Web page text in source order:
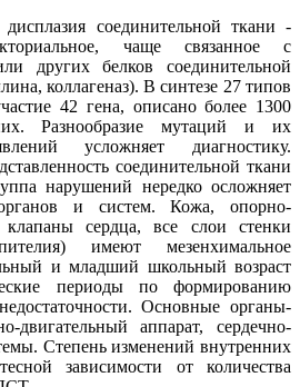
соединительной ткани -
чаще связанное с
других белков соединительной
коллагеназ). В синтезе 27 типов
42 гена, описано более 1300
Разнообразие мутаций и их
усложняет диагностику.
соединительной ткани
нарушений нередко осложняет
и систем. Кожа, опорно-
клапаны сердца, все слои стенки
имеют мезенхимальное
и младший школьный возраст
периоды по формированию
Основные органы-
аппарат, сердечно-
Степень изменений внутренних
зависимости от количества